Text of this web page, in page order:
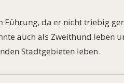
Führung, da er nicht triebig
auch als Zweithund leben
Stadtgebieten leben.